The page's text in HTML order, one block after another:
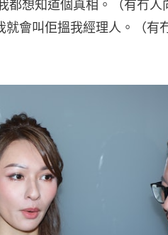
都想知道個真相。（有冇人
會叫佢搵我經理人。（有